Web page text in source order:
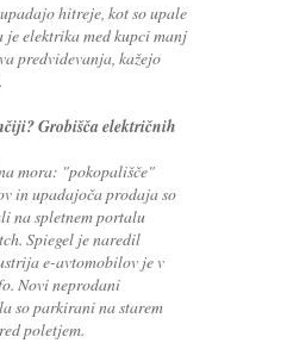
hitreje, kot so upale
je elektrika med kupci manj
predvidevanja, kažejo
Grobišča električnih
mora: "pokopališče"
in upadajoča prodaja so
na spletnem portalu
Spiegel je naredil
e-avtomobilov je v
Novi neprodani
so parkirani na starem
poletjem.